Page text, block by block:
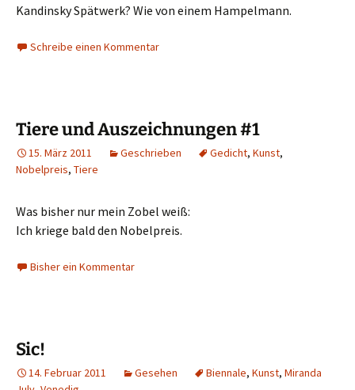
Kandinsky Spätwerk? Wie von einem Hampelmann.
Schreibe einen Kommentar
Tiere und Auszeichnungen #1
15. März 2011 Geschrieben Gedicht, Kunst,
Nobelpreis, Tiere
Was bisher nur mein Zobel weiß:
Ich kriege bald den Nobelpreis.
Bisher ein Kommentar
Sic!
14. Februar 2011 Gesehen Biennale, Kunst, Miranda